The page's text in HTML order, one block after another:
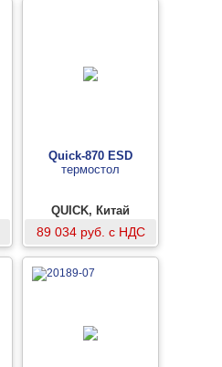
Quick-870 ESD
термостол
QUICK, Китай
89 034 руб. с НДС